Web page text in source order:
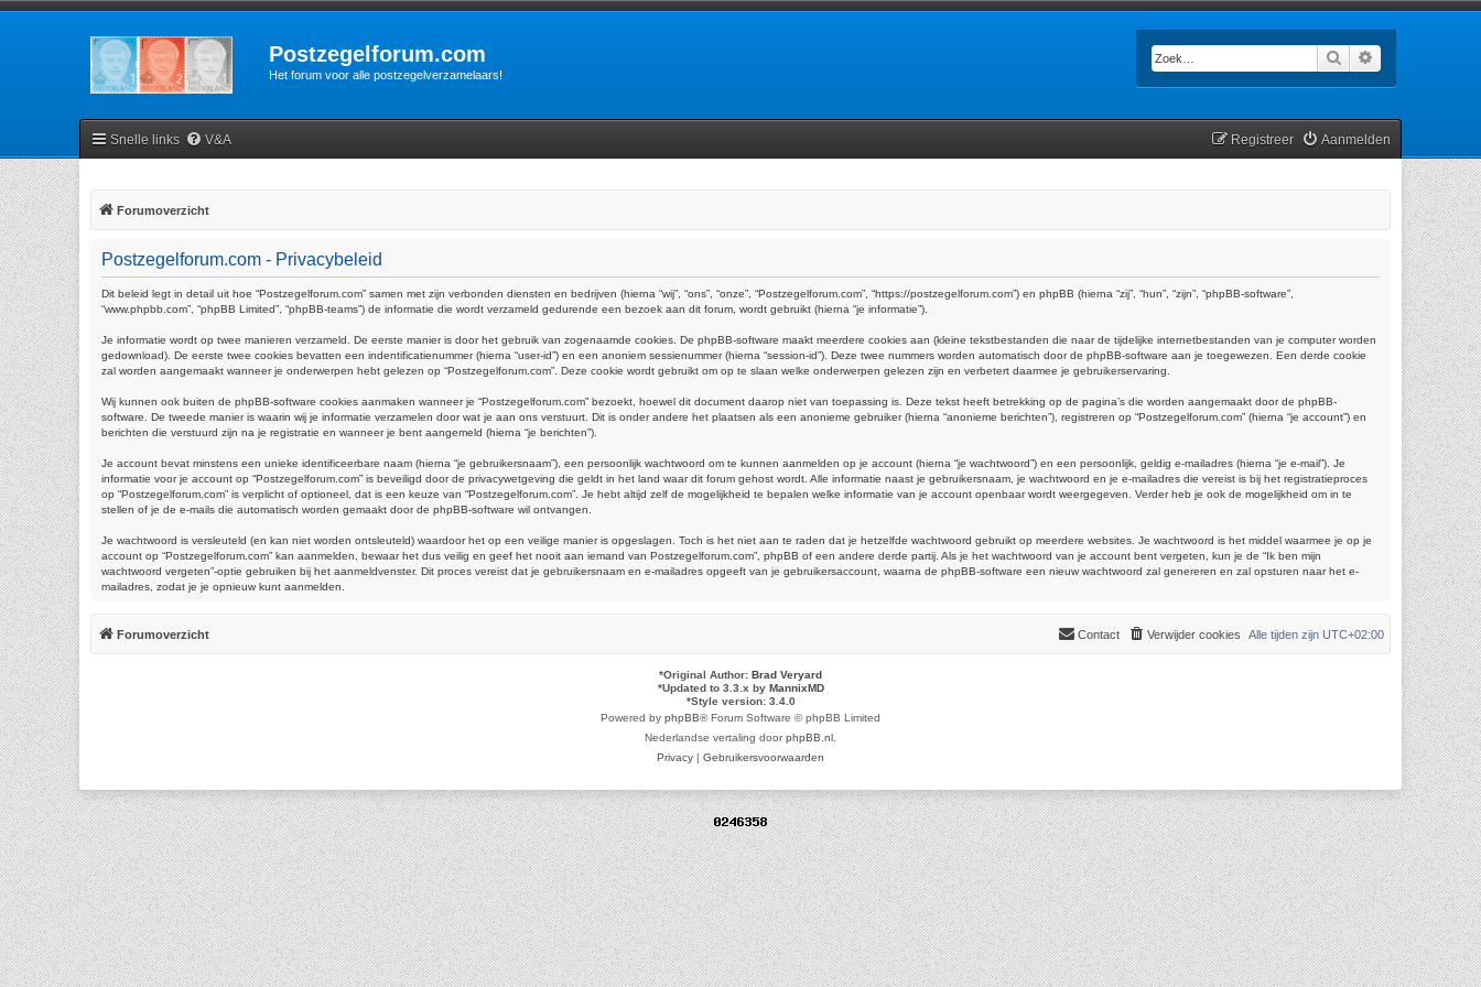
Postzegelforum.com
Het forum voor alle postzegelverzamelaars!
Zoek
Snelle links V&A Aanmelden
Registreer
Forumoverzicht
Postzegelforum.com - Privacybeleid
Dit beleid legt in detail uit hoe “Postzegelforum.com” samen met zijn verbonden diensten en bedrijven (hierna “wij”, “ons”, “onze”, “Postzegelforum.com”, “https://postzegelforum.com”) en phpBB (hierna “zij”, “hun”, “zijn”, “phpBB-software”,
“www.phpbb.com”, “phpBB Limited”, “phpBB-teams”) de informatie die wordt verzameld gedurende een bezoek aan dit forum, wordt gebruikt (hierna “je informatie”).
Je informatie wordt op twee manieren verzameld. De eerste manier is door het gebruik van zogenaamde cookies. De phpBB-software maakt meerdere cookies aan (kleine tekstbestanden die naar de tijdelijke internetbestanden van je computer worden
gedownload). De eerste twee cookies bevatten een indentificatienummer (hierna “user-id”) en een anoniem sessienummer (hierna “session-id”). Deze twee nummers worden automatisch door de phpBB-software aan je toegewezen. Een derde cookie
zal worden aangemaakt wanneer je onderwerpen hebt gelezen op “Postzegelforum.com”. Deze cookie wordt gebruikt om op te slaan welke onderwerpen gelezen zijn en verbetert daarmee je gebruikerservaring.
Wij kunnen ook buiten de phpBB-software cookies aanmaken wanneer je “Postzegelforum.com” bezoekt, hoewel dit document daarop niet van toepassing is. Deze tekst heeft betrekking op de pagina’s die worden aangemaakt door de phpBB-
software. De tweede manier is waarin wij je informatie verzamelen door wat je aan ons verstuurt. Dit is onder andere het plaatsen als een anonieme gebruiker (hierna “anonieme berichten”), registreren op “Postzegelforum.com” (hierna “je account”) en
berichten die verstuurd zijn na je registratie en wanneer je bent aangemeld (hierna “je berichten”).
Je account bevat minstens een unieke identificeerbare naam (hierna “je gebruikersnaam”), een persoonlijk wachtwoord om te kunnen aanmelden op je account (hierna “je wachtwoord”) en een persoonlijk, geldig e-mailadres (hierna “je e-mail”). Je
informatie voor je account op “Postzegelforum.com” is beveiligd door de privacywetgeving die geldt in het land waar dit forum gehost wordt. Alle informatie naast je gebruikersnaam, je wachtwoord en je e-mailadres die vereist is bij het registratieproces
op “Postzegelforum.com” is verplicht of optioneel, dat is een keuze van “Postzegelforum.com”. Je hebt altijd zelf de mogelijkheid te bepalen welke informatie van je account openbaar wordt weergegeven. Verder heb je ook de mogelijkheid om in te
stellen of je de e-mails die automatisch worden gemaakt door de phpBB-software wil ontvangen.
Je wachtwoord is versleuteld (en kan niet worden ontsleuteld) waardoor het op een veilige manier is opgeslagen. Toch is het niet aan te raden dat je hetzelfde wachtwoord gebruikt op meerdere websites. Je wachtwoord is het middel waarmee je op je
account op “Postzegelforum.com” kan aanmelden, bewaar het dus veilig en geef het nooit aan iemand van Postzegelforum.com”, phpBB of een andere derde partij. Als je het wachtwoord van je account bent vergeten, kun je de “Ik ben mijn
wachtwoord vergeten”-optie gebruiken bij het aanmeldvenster. Dit proces vereist dat je gebruikersnaam en e-mailadres opgeeft van je gebruikersaccount, waarna de phpBB-software een nieuw wachtwoord zal genereren en zal opsturen naar het e-
mailadres, zodat je je opnieuw kunt aanmelden.
Forumoverzicht Alle tijden zijn UTC+02:00
Verwijder cookies
Contact
*Original Author: Brad Veryard
*Updated to 3.3.x by MannixMD
*Style version: 3.4.0
Powered by phpBB® Forum Software © phpBB Limited
Nederlandse vertaling doorphpBB.nl
Privacy | Gebruikersvoorwaarden